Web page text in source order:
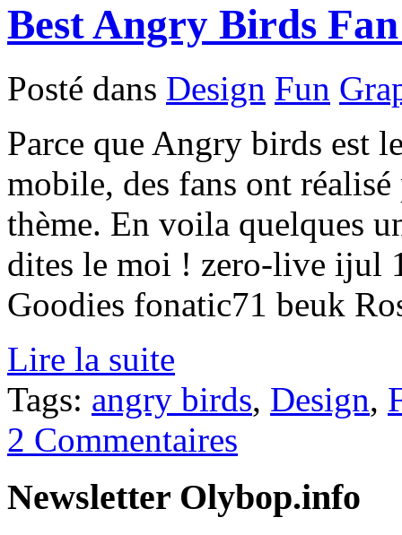
Best Angry Birds
Posté dans Design Fun
Parce que Angry birds est
mobile, des fans ont
thème. En voila quelques
dites le moi ! zero-live ijul
Goodies fonatic71 beuk
Lire la suite
Tags: angry birds, Design,
2 Commentaires
Newsletter Olybop.info